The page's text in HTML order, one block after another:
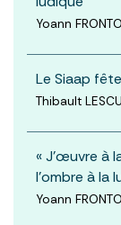
Yoann
Le Siaap
Thibault
« J'œuvre à
l'ombre à la
Yoann